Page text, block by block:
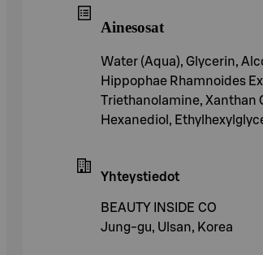
Ainesosat
Water (Aqua), Glycerin,
Hippophae Rhamnoides
Triethanolamine, Xanthan
Hexanediol,
Yhteystiedot
BEAUTY INSIDE CO
Jung-gu, Ulsan, Korea